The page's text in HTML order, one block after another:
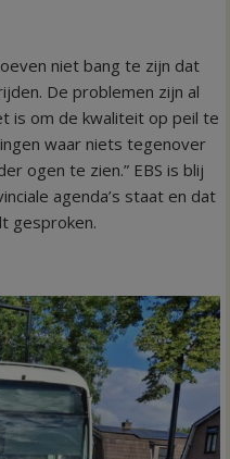
niet bang te zijn dat
De problemen zijn al
is om de kwaliteit op peil te
waar niets tegenover
ogen te zien.” EBS is blij
agenda’s staat en dat
gesproken.